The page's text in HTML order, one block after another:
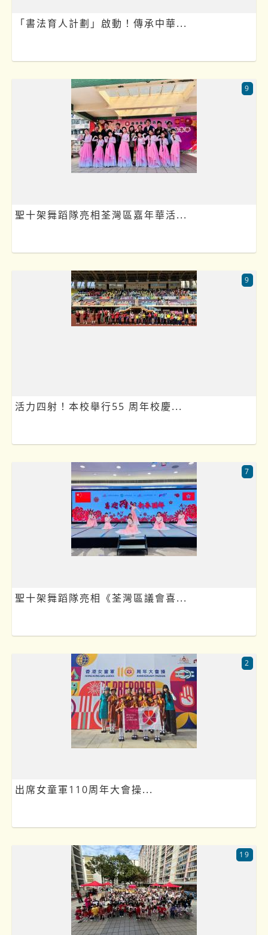
「書法育人計劃」啟動！傳承中華...
聖十架舞蹈隊亮相荃灣區嘉年華活...
9
活力四射！本校舉行55 周年校慶...
9
聖十架舞蹈隊亮相《荃灣區議會喜...
7
出席女童軍110周年大會操...
2
19